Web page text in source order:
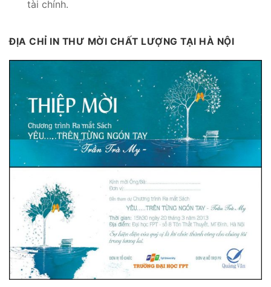
tài chính.
ĐỊA CHỈ IN THƯ MỜI CHẤT LƯỢNG TẠI HÀ NỘI